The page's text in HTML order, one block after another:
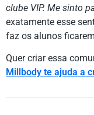
clube VIP. Me sinto
exatamente esse
faz os alunos
Quer criar essa
Millbody te ajuda a